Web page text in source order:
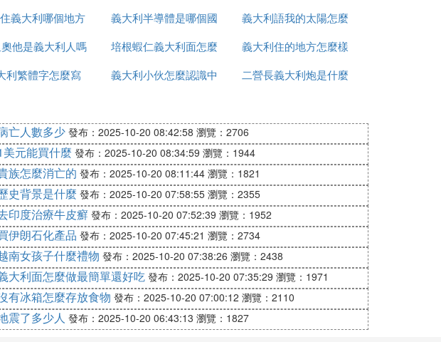
品牌
有哪些
義大利哪個地方
義大利半導體是哪個國
家的
義大利語我的太陽怎麼
寫
他是義大利人嗎
法語怎麼說
培根蝦仁義大利面怎麼
做
義大利住的地方怎麼樣
利繁體字怎麼寫
義大利小伙怎麼認識中
二營長義大利炮是什麼
亡人數多少 發布：2025-10-20 08:42:58 瀏覽：2706
美元能買什麼 發布：2025-10-20 08:34:59 瀏覽：1944
族怎麼消亡的 發布：2025-10-20 08:11:44 瀏覽：1821
史背景是什麼 發布：2025-10-20 07:58:55 瀏覽：2355
印度治療牛皮癬 發布：2025-10-20 07:52:39 瀏覽：1952
伊朗石化產品 發布：2025-10-20 07:45:21 瀏覽：2734
南女孩子什麼禮物 發布：2025-10-20 07:38:26 瀏覽：2438
大利面怎麼做最簡單還好吃 發布：2025-10-20 07:35:29 瀏覽：1971
有冰箱怎麼存放食物 發布：2025-10-20 07:00:12 瀏覽：2110
震了多少人 發布：2025-10-20 06:43:13 瀏覽：1827